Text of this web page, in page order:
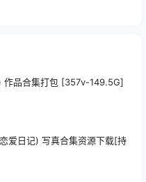
品合集打包 [357v-149.5G]
爱日记) 写真合集资源下载[持